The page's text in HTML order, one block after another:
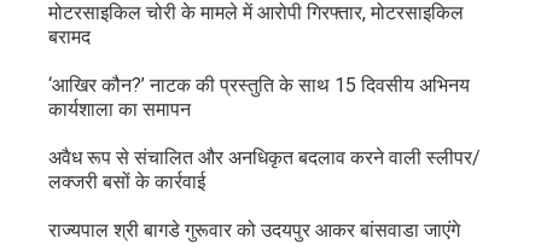
मोटरसाइकिल चोरी के मामले में आरोपी गिरफ्तार, मोटरसाइकिल
बरामद
‘आखिर कौन?’ नाटक की प्रस्तुति के साथ 15 दिवसीय अभिनय
कार्यशाला का समापन
अवैध रूप से संचालित और अनधिकृत बदलाव करने वाली स्लीपर/
लक्जरी बसों के कार्रवाई
राज्यपाल श्री बागडे गुरूवार को उदयपुर आकर बांसवाडा जाएंगे